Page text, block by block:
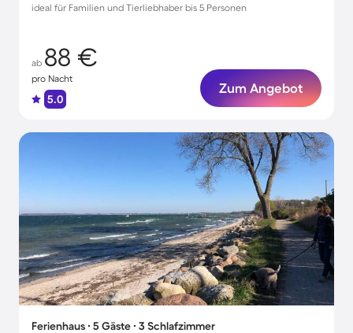
ideal für Familien und Tierliebhaber bis 5 Personen
ab 88 €
pro Nacht
5.0
Zum Angebot
Ferienhaus ∙ 5 Gäste ∙ 3 Schlafzimmer